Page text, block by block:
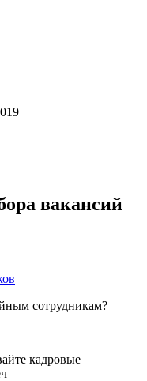
вакансий
сотрудникам?
кадровые